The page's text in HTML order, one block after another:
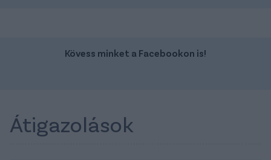
Kövess minket a Facebookon is!
Átigazolások